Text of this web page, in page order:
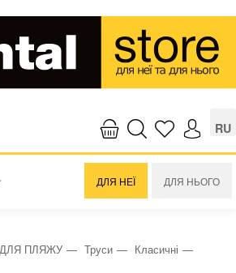
RU
ДЛЯ НЕЇ ДЛЯ НЬОГО
ДЛЯ ПЛЯЖУ Труси
Класичні